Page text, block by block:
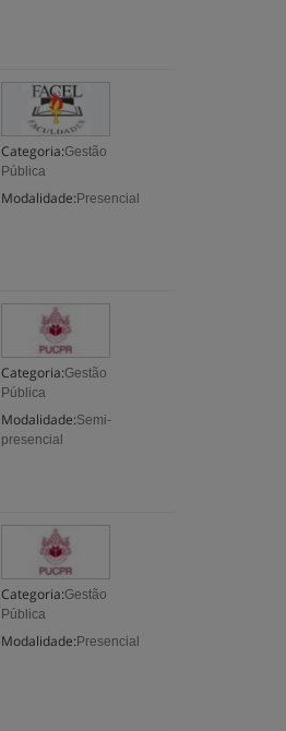
Categoria:Gestão
Pública
Modalidade: Presencial
Categoria:Gestão
Pública
Modalidade:Semi-
presencial
Categoria:Gestão
Pública
Modalidade: Presencial